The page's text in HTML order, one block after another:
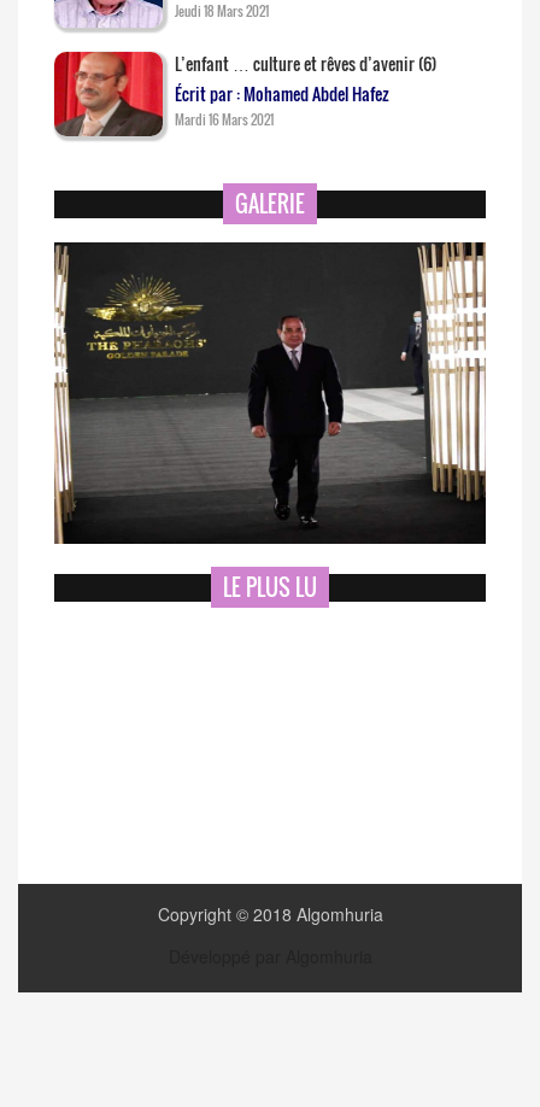
Jeudi 18 Mars 2021
L’enfant … culture et rêves d’avenir (6)
Écrit par : Mohamed Abdel Hafez
Mardi 16 Mars 2021
GALERIE
LE PLUS LU
Copyright © 2018 Algomhuria